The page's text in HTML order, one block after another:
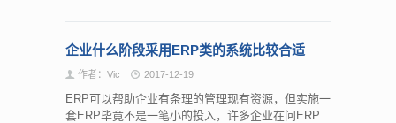
企业什么阶段采用ERP类的系统比较合适
作者：Vic 2017-12-19
ERP可以帮助企业有条理的管理现有资源，但实施一
套ERP毕竟不是一笔小的投入，许多企业在问ERP